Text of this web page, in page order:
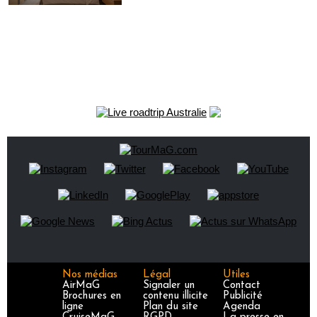
Nos médias
AirMaG
Brochures en
ligne
Légal
Signaler un
contenu illicite
Plan du site
Utiles
Contact
Publicité
Agenda